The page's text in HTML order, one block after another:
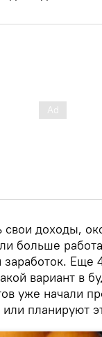
свои доходы,
больше
Еще
вариант в
уже начали
планируют